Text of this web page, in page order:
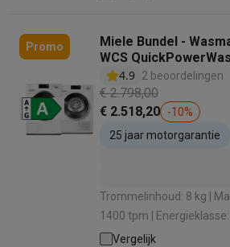
Promo
Miele Bundel -
WCS
TWD 640 WP
4.9 2 beoordelingen
€ 2.798,00
€ 2.518,20
-10%
25 jaar motorgarantie
Trommelinhoud: 8 kg |
1400 tpm | Energieklasse: A |
het zwieren: 68 dB |
Vergelijk